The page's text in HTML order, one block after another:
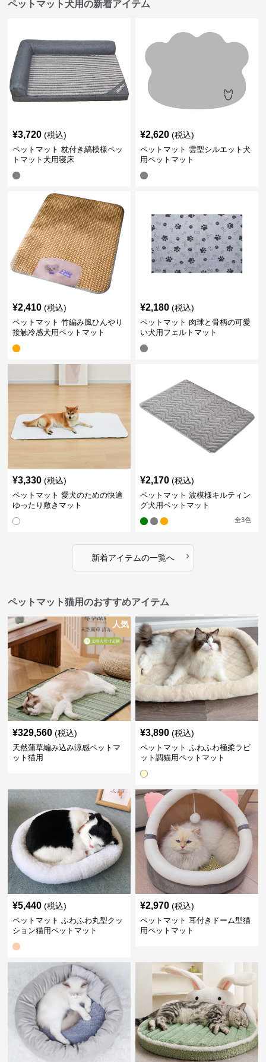
ペットマット犬用の新着アイテム
¥3,720 (税込)
ペットマット 枕付き縞模様ペッ
トマット犬用寝床
¥2,620 (税込)
ペットマット 雲型シルエット犬
用ペットマット
¥2,410 (税込)
ペットマット 竹編み風ひんやり
接触冷感犬用ペットマット
¥2,180 (税込)
ペットマット 肉球と骨柄の可愛
い犬用フェルトマット
¥3,330 (税込)
ペットマット 愛犬のための快適
ゆったり敷きマット
¥2,170 (税込)
ペットマット 波模様キルティン
グ犬用ペットマット
全3色
新着アイテムの一覧へ ›
ペットマット猫用のおすすめアイテム
人気
¥329,560 (税込)
天然蒲草編み込み涼感ペットマ
ット猫用
¥3,890 (税込)
ペットマット ふわふわ極柔ラビ
ット調猫用ペットマット
¥5,440 (税込)
ペットマット ふわふわ丸型クッ
ション猫用ペットマット
¥2,970 (税込)
ペットマット 耳付きドーム型猫
用ペットマット